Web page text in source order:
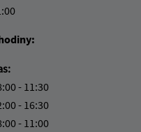
- 11:30
- 16:30
- 11:00